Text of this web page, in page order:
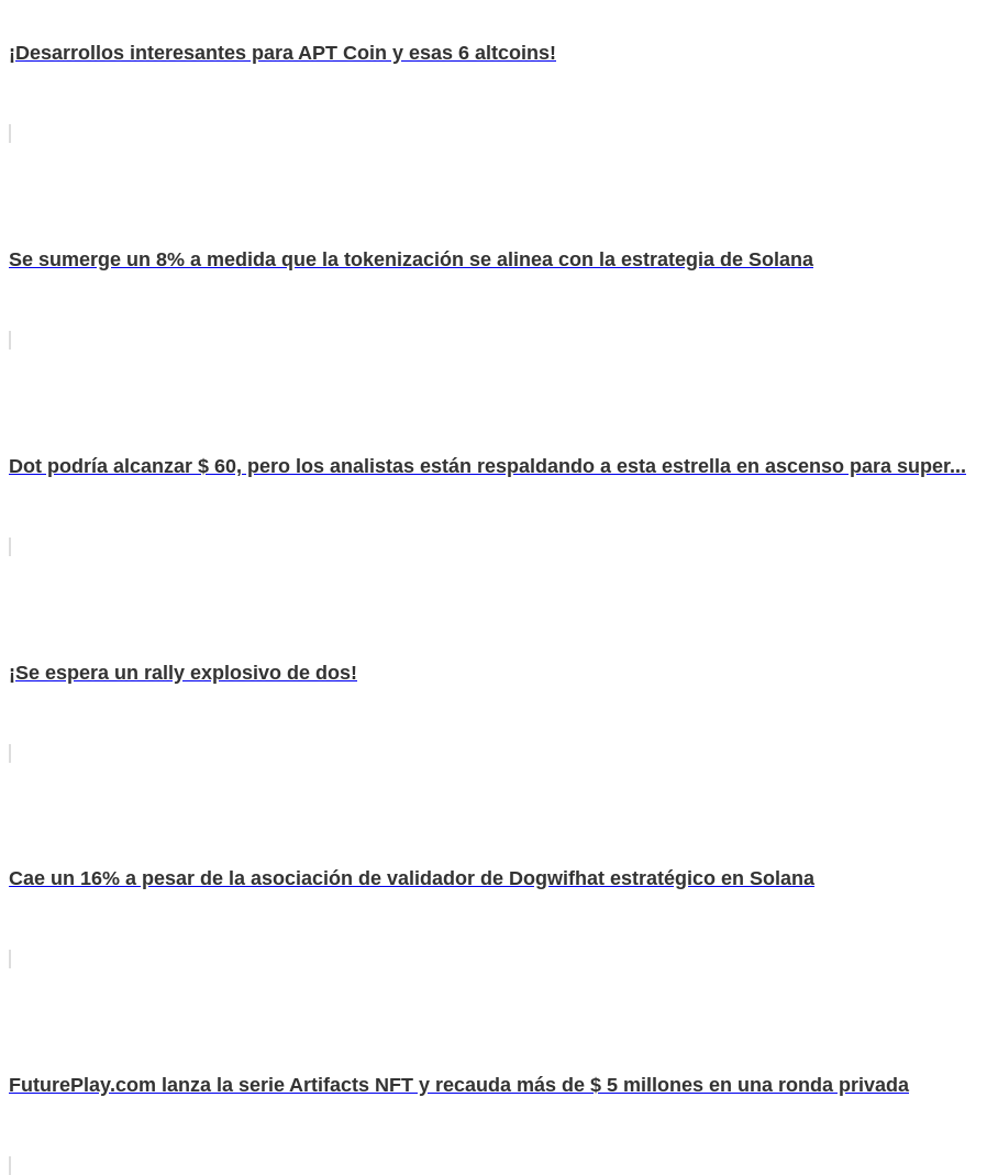
¡Desarrollos interesantes para APT Coin y esas 6 altcoins!
Se sumerge un 8% a medida que la tokenización se alinea con la estrategia de Solana
Dot podría alcanzar $ 60, pero los analistas están respaldando a esta estrella en ascenso para super...
¡Se espera un rally explosivo de dos!
Cae un 16% a pesar de la asociación de validador de Dogwifhat estratégico en Solana
FuturePlay.com lanza la serie Artifacts NFT y recauda más de $ 5 millones en una ronda privada